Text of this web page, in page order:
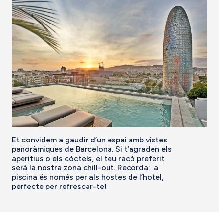
Et convidem a gaudir d’un espai amb vistes
panoràmiques de Barcelona. Si t’agraden els
aperitius o els còctels, el teu racó preferit
serà la nostra zona chill-out. Recorda: la
piscina és només per als hostes de l’hotel,
perfecte per refrescar-te!